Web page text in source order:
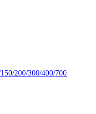
200/300/400/700